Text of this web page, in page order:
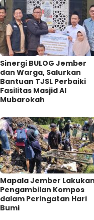
Sinergi BULOG Jember
dan Warga, Salurkan
Bantuan TJSL Perbaiki
Fasilitas Masjid Al
Mubarokah
Mapala Jember Lakukan
Pengambilan Kompos
dalam Peringatan Hari
Bumi